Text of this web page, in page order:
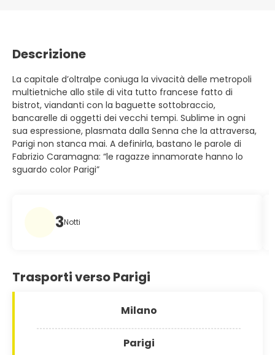
Descrizione
La capitale d’oltralpe coniuga la vivacità delle metropoli
multietniche allo stile di vita tutto francese fatto di
bistrot, viandanti con la baguette sottobraccio,
bancarelle di oggetti dei vecchi tempi. Sublime in ogni
sua espressione, plasmata dalla Senna che la attraversa,
Parigi non stanca mai. A definirla, bastano le parole di
Fabrizio Caramagna: “le ragazze innamorate hanno lo
sguardo color Parigi”
3Notti
Trasporti verso Parigi
Milano
Parigi